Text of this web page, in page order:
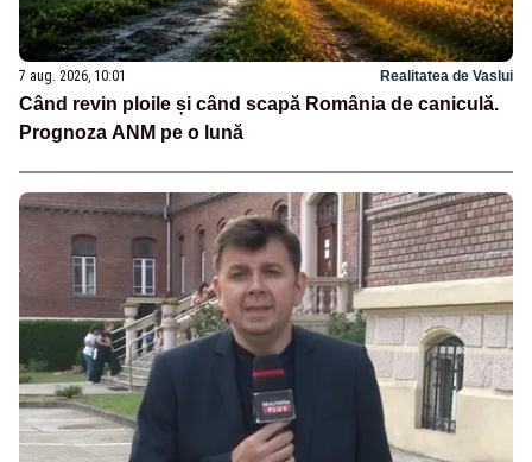
7 aug. 2026, 10:01 Realitatea de Vaslui
Când revin ploile și când scapă România de caniculă.
Prognoza ANM pe o lună